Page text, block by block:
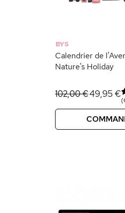
BYS
Calendrier de
Nature's Holiday
102,00 €49,95 €